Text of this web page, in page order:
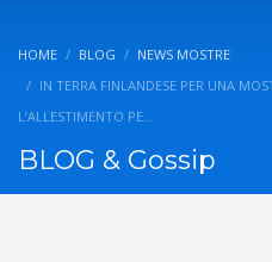
HOME BLOG
NEWS MOSTRE
IN TERRA FINLANDESE PER UNA
L’ALLESTIMENTO PE…
BLOG & Gossip